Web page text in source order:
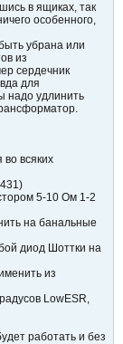
в ящиках, так
особенного,
убрана или
из
сердечник
для
надо удлинить
всяких
5-10 Ом 1-2
на банальные
диод Шоттки на
из
LowESR,
работать и без